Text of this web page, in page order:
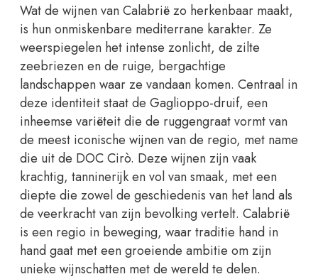
Wat de wijnen van Calabrië zo herkenbaar maakt,
is hun onmiskenbare mediterrane karakter. Ze
weerspiegelen het intense zonlicht, de zilte
zeebriezen en de ruige, bergachtige
landschappen waar ze vandaan komen. Centraal in
deze identiteit staat de Gaglioppo-druif, een
inheemse variëteit die de ruggengraat vormt van
de meest iconische wijnen van de regio, met name
die uit de DOC Cirò. Deze wijnen zijn vaak
krachtig, tanninerijk en vol van smaak, met een
diepte die zowel de geschiedenis van het land als
de veerkracht van zijn bevolking vertelt. Calabrië
is een regio in beweging, waar traditie hand in
hand gaat met een groeiende ambitie om zijn
unieke wijnschatten met de wereld te delen.